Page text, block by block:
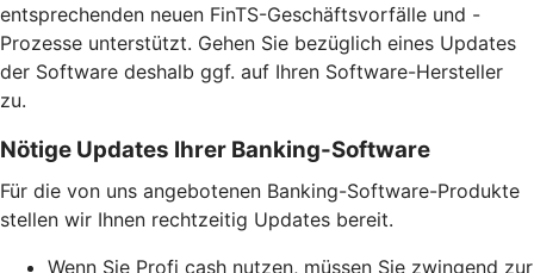
entsprechenden neuen FinTS-Geschäftsvorfälle und -
Prozesse unterstützt. Gehen Sie bezüglich eines Updates
der Software deshalb ggf. auf Ihren Software-Hersteller
zu.
Nötige Updates Ihrer Banking-Software
Für die von uns angebotenen Banking-Software-Produkte
stellen wir Ihnen rechtzeitig Updates bereit.
Wenn Sie Profi cash nutzen, müssen Sie zwingend zur